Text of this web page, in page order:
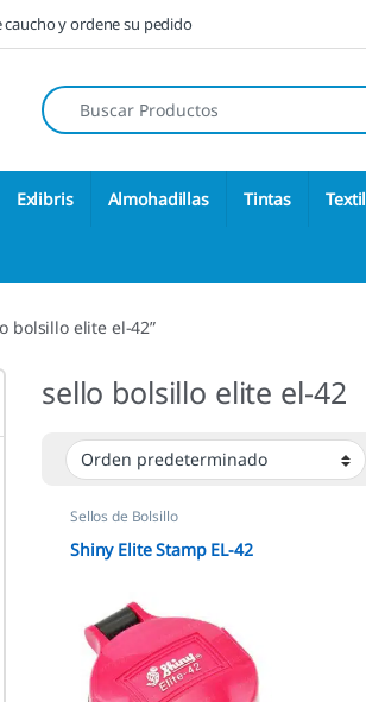
caucho y ordene su pedido
Búsqueda de:
Exlibris Almohadillas Tintas Textil
bolsillo elite el-42”
sello bolsillo elite el-42
Sellos de Bolsillo
Shiny Elite Stamp EL-42